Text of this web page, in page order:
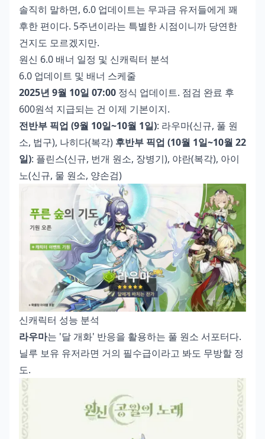
솔직히 말하면, 6.0 업데이트는 무과금 유저들에게 꽤
후한 편이다. 5주년이라는 특별한 시점이니까 당연한
건지도 모르겠지만.
원신 6.0 배너 일정 및 신캐릭터 분석
6.0 업데이트 및 배너 스케줄
2025년 9월 10일 07:00 정식 업데이트. 점검 완료 후
600원석 지급되는 건 이제 기본이지.
전반부 픽업 (9월 10일~10월 1일): 라우마(신규, 풀 원
소, 법구), 나히다(복각) 후반부 픽업 (10월 1일~10월 22
일): 플린스(신규, 번개 원소, 장병기), 야란(복각), 아이
노(신규, 물 원소, 양손검)
신캐릭터 성능 분석
라우마는 '달 개화' 반응을 활용하는 풀 원소 서포터다.
닐루 보유 유저라면 거의 필수급이라고 봐도 무방할 정
도.